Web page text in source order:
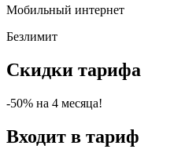
Мобильный интернет
Безлимит
Скидки тарифа
-50% на 4 месяца!
Входит в тариф